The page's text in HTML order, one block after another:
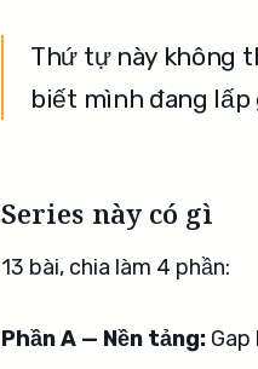
Thứ tự này không
biết mình đang lấp
Series này có gì
13 bài, chia làm 4 phần:
Phần A — Nền tảng: